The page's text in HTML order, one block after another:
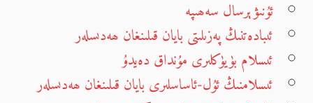
ئۇنىۋېرسال سەھىپە
ئىبادەتنىڭ پەزىلىتى بايان قىلىنغان ھەدىسلەر
ئىسلام بۈيۈكلىرى مۇنداق دەيدۇ
ئىسلامنىڭ ئۇل-ئاساسلىرى بايان قىلىنغان ھەدىسلەر